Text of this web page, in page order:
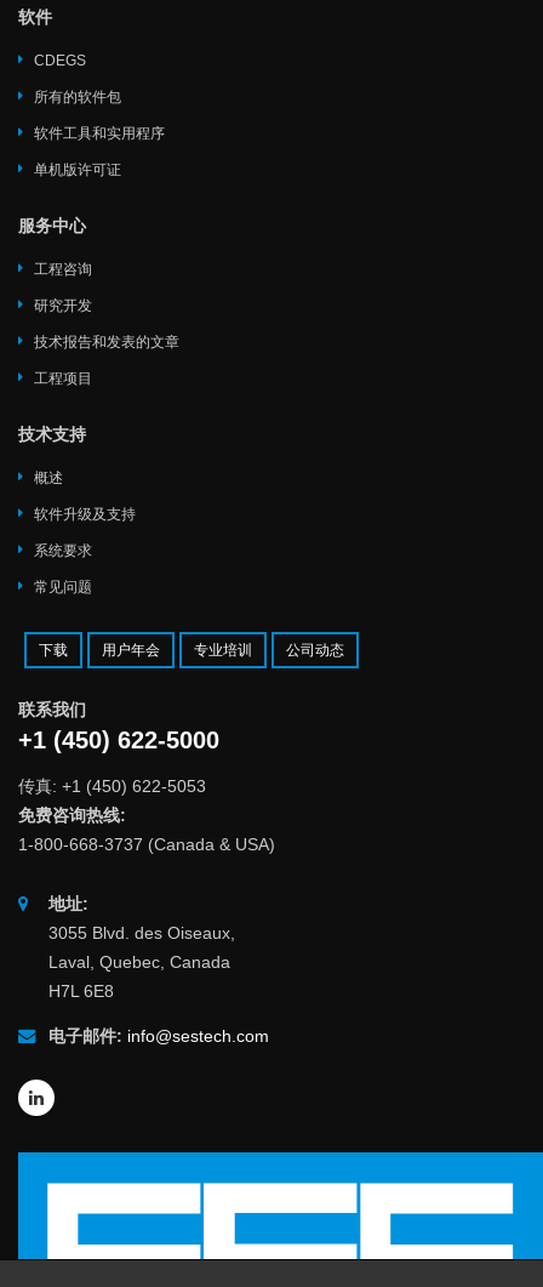
软件
CDEGS
所有的软件包
软件工具和实用程序
单机版许可证
服务中心
工程咨询
研究开发
技术报告和发表的文章
工程项目
技术支持
概述
软件升级及支持
系统要求
常见问题
下载 用户年会 专业培训 公司动态
联系我们
+1 (450) 622-5000
传真: +1 (450) 622-5053
免费咨询热线:
1-800-668-3737 (Canada & USA)
地址:
3055 Blvd. des Oiseaux,
Laval, Quebec, Canada
H7L 6E8
电子邮件: info@sestech.com